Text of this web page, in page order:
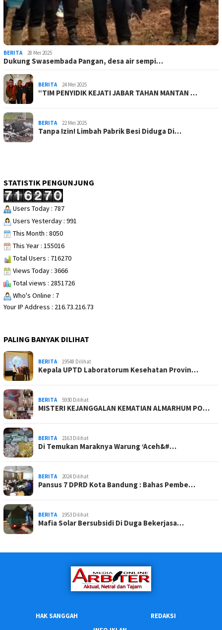
BERITA 28 Mei 2025
Dukung Swasembada Pangan, desa air sempi…
BERITA 24 Mei 2025
“TIM PENYIDIK KEJATI JABAR TAHAN MANTAN …
BERITA 22 Mei 2025
Tanpa Izin! Limbah Pabrik Besi Diduga Di…
STATISTIK PENGUNJUNG
Users Today : 787
Users Yesterday : 991
This Month : 8050
This Year : 155016
Total Users : 716270
Views Today : 3666
Total views : 2851726
Who's Online : 7
Your IP Address : 216.73.216.73
PALING BANYAK DILIHAT
BERITA 19548 Dilihat
Kepala UPTD Laboratorum Kesehatan Provin…
BERITA 5930 Dilihat
MISTERI KEJANGGALAN KEMATIAN ALMARHUM PO…
BERITA 2163 Dilihat
Di Temukan Maraknya Warung ‘Aceh&#…
BERITA 2024 Dilihat
Pansus 7 DPRD Kota Bandung : Bahas Pembe…
BERITA 1953 Dilihat
Mafia Solar Bersubsidi Di Duga Bekerjasa…
HAK SANGGAH
REDAKSI